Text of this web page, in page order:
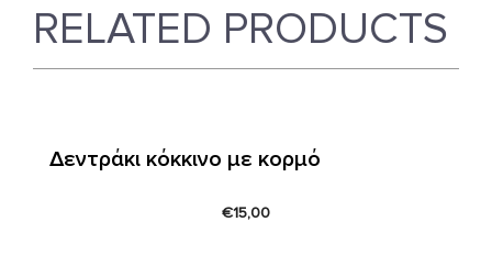
RELATED PRODUCTS
Δεντράκι κόκκινο με κορμό
€15,00